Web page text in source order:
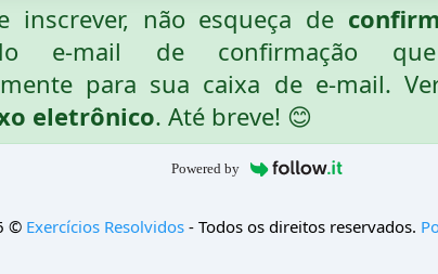
inscrever, não esqueça de
e-mail de confirmação
para sua caixa de e-mail.
eletrônico. Até breve! 😊
Powered by
© Exercícios Resolvidos - Todos os direitos reservados.